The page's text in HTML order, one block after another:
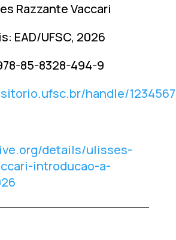
Razzante Vaccari
EAD/UFSC, 2026
85-8328-494-9
handle/
details/ulisses-
introducao-a-